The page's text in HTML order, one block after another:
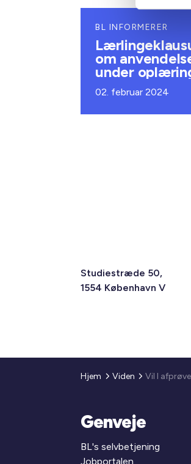
BL INFORMERER
om
under
02. februar 2024
Studiestræde 50,
1554 København V
Hjem Viden
Genveje
BL's selvbetjening
Jobportalen